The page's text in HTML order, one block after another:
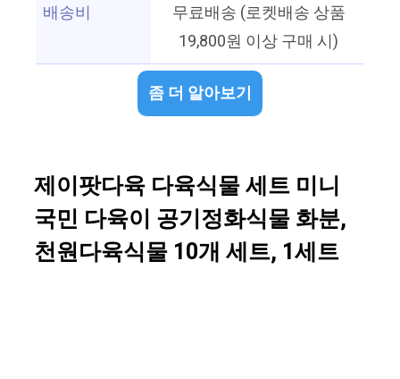
배송비
무료배송 (로켓배송 상품
19,800원 이상 구매 시)
좀 더 알아보기
제이팟다육 다육식물 세트 미니
국민 다육이 공기정화식물 화분,
천원다육식물 10개 세트, 1세트